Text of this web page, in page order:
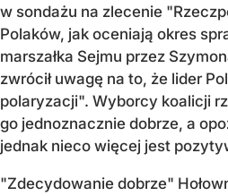
w sondażu na zlecenie
Polaków, jak oceniają okres
marszałka Sejmu przez
zwrócił uwagę na to, że lider
polaryzacji". Wyborcy koalicji
go jednoznacznie dobrze, a
jednak nieco więcej jest
"Zdecydowanie dobrze"